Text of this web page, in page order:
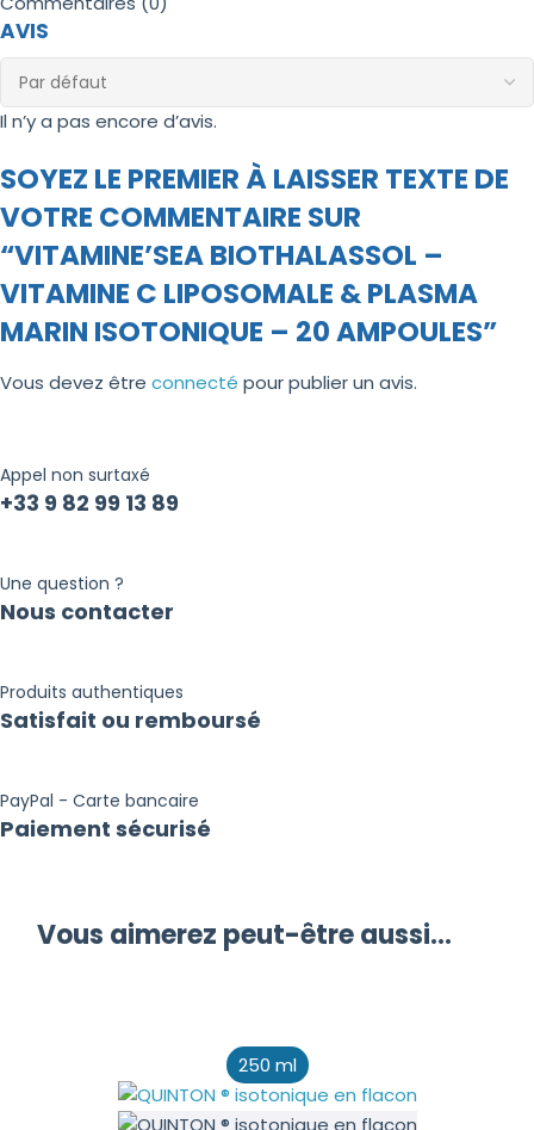
AVIS
Il n’y a pas encore d’avis.
SOYEZ LE PREMIER À LAISSER TEXTE DE
VOTRE COMMENTAIRE SUR
“VITAMINE’SEA BIOTHALASSOL –
VITAMINE C LIPOSOMALE & PLASMA
MARIN ISOTONIQUE – 20 AMPOULES”
Vous devez être connecté pour publier un avis.
Appel non surtaxé
+33 9 82 99 13 89
Une question ?
Nous contacter
Produits authentiques
Satisfait ou remboursé
PayPal - Carte bancaire
Paiement sécurisé
Vous aimerez peut-être aussi…
250 ml